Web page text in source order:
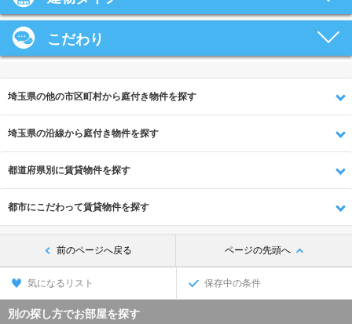
こだわり
埼玉県の他の市区町村から庭付き物件を探す
埼玉県の沿線から庭付き物件を探す
都道府県別に賃貸物件を探す
都市にこだわって賃貸物件を探す
前のページへ戻る ページの先頭へ
気になるリスト 保存中の条件
別の探し方でお部屋を探す